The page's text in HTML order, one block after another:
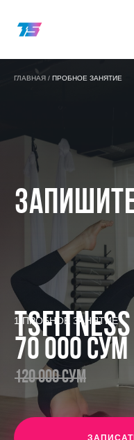
ГЛАВНАЯ / ПРОБНОЕ ЗАНЯТИЕ
1 ПРОБНОЕ ЗАНЯТИЕ
70 000 СУМ
120 000 СУМ
Tsfitness